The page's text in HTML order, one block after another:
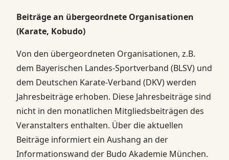
Beiträge an übergeordnete Organisationen
(Karate, Kobudo)
Von den übergeordneten Organisationen, z.B.
dem Bayerischen Landes-Sportverband (BLSV) und
dem Deutschen Karate-Verband (DKV) werden
Jahresbeiträge erhoben. Diese Jahresbeiträge sind
nicht in den monatlichen Mitgliedsbeiträgen des
Veranstalters enthalten. Über die aktuellen
Beiträge informiert ein Aushang an der
Informationswand der Budo Akademie München.